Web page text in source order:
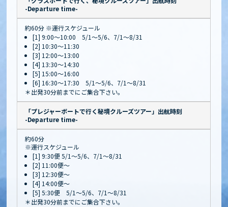
-Departure time-
約60分 ※運行スケジュール
[1] 9:00～10:00 5/1～5/6、7/1～8/31
[2] 10:30～11:30
[3] 12:00～13:00
[4] 13:30～14:30
[5] 15:00～16:00
[6] 16:30～17:30 5/1～5/6、7/1～8/31
＊出発30分前までにご集合下さい。
「プレジャーボートで行く秘境クルーズツアー」出航時刻
-Departure time-
約60分
※運行スケジュール
[1] 9:30便 5/1～5/6、7/1～8/31
[2] 11:00便～
[3] 12:30便～
[4] 14:00便～
[5] 5:30便 5/1～5/6、7/1～8/31
＊出発30分前までにご集合下さい。